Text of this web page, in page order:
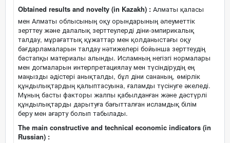
Obtained results and novelty (in Kazakh) : Алматы қаласы
мен Алматы облысының оқу орындарының әлеуметтік
зерттеу және далалық зерттеулерді діни-эмпирикалық
талдау, мұрағаттық құжаттар мен қолданыстағы оқу
бағдарламаларын талдау нәтижелері бойынша зерттеудің
бастапқы материалы алынды. Исламның негізгі нормалары
мен догмаларын интерпретациялау мен түсіндірудің ең
маңызды әдістері анықталды, бұл діни сананың, өмірлік
құндылықтардың қалыптасуына, ғаламды түсінуге әкеледі.
Мұның басты факторы жалпы қабылданған және дәстүрлі
құндылықтарды дарытуға бағытталған исламдық білім
беру мен ағарту болып табылады.
The main constructive and technical economic indicators (in
Russian) :